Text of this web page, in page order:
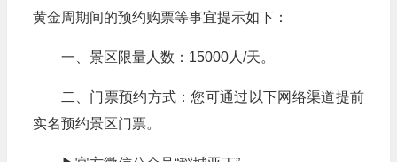
黄金周期间的预约购票等事宜提示如下：
一、景区限量人数：15000人/天。
二、门票预约方式：您可通过以下网络渠道提前
实名预约景区门票。